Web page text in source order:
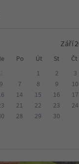
Září
Po Út St Čt
9
1 2 3
7
8 9 10
14
15 16 17
21
22 23 24
28
29 30
ubytování